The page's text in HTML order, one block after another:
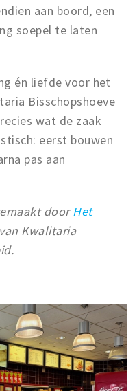
aan boord, een
soepel te laten
én liefde voor het
Bisschopshoeve
wat de zaak
eerst bouwen
pas aan
doorHet
Kwalitaria